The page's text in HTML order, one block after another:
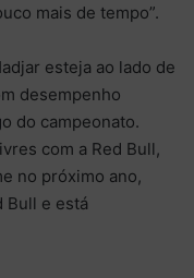
mais de tempo”.
esteja ao lado de
desempenho
do campeonato.
com a Red Bull,
no próximo ano,
Bull e está